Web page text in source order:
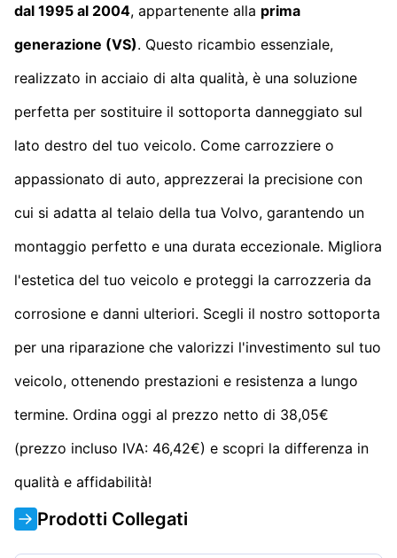
dal 1995 al 2004, appartenente alla prima
generazione (VS). Questo ricambio essenziale,
realizzato in acciaio di alta qualità, è una soluzione
perfetta per sostituire il sottoporta danneggiato sul
lato destro del tuo veicolo. Come carrozziere o
appassionato di auto, apprezzerai la precisione con
cui si adatta al telaio della tua Volvo, garantendo un
montaggio perfetto e una durata eccezionale. Migliora
l'estetica del tuo veicolo e proteggi la carrozzeria da
corrosione e danni ulteriori. Scegli il nostro sottoporta
per una riparazione che valorizzi l'investimento sul tuo
veicolo, ottenendo prestazioni e resistenza a lungo
termine. Ordina oggi al prezzo netto di 38,05€
(prezzo incluso IVA: 46,42€) e scopri la differenza in
qualità e affidabilità!
Prodotti Collegati